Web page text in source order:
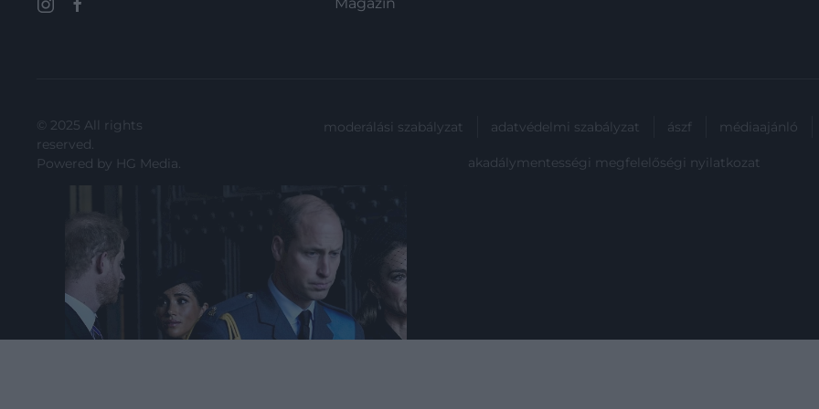
© 2025 All rights
reserved.
Powered by HG Media.
moderálási szabályzat adatvédelmi szabályzat ászf médiaajánló
akadálymentességi megfelelőségi nyilatkozat